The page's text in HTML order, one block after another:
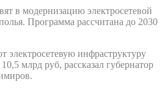
в модернизацию электросетевой
Программа рассчитана до 2030
электросетевую инфраструктуру
10,5 млрд руб, рассказал губернатор